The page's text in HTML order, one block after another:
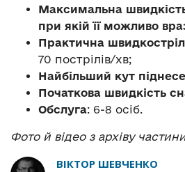
Максимальна швидкість
при якій її можливо
Практична
70 пострілів/хв;
Найбільший кут
Початкова швидкість
Обслуга: 6-8 осіб.
Фото й відео з архіву
ВІКТОР ШЕВЧЕНКО